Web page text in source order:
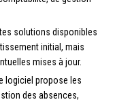
solutions disponibles
initial, mais
mises à jour.
logiciel propose les
des absences,